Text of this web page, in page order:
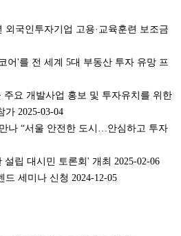
외국인투자기업 고용·교육훈련 보조금
어'를 전 세계 5대 부동산 투자 유망 프
요 개발사업 홍보 및 투자유치를 위한
2025-03-04
나 “서울 안전한 도시…안심하고 투자
립 대시민 토론회' 개최 2025-02-06
세미나 신청 2024-12-05